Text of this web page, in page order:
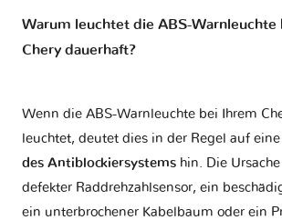
Warum leuchtet die ABS-Warnleuchte
Chery dauerhaft?
Wenn die ABS-Warnleuchte bei Ihrem
leuchtet, deutet dies in der Regel auf eine
des Antiblockiersystems hin. Die
defekter Raddrehzahlsensor, ein
ein unterbrochener Kabelbaum oder ein